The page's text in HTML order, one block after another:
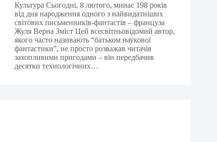
Культура Сьогодні, 8 лютого, минає 198 років
від дня народження одного з найвидатніших
світових письменників-фантастів – француза
Жуля Верна Зміст Цей всесвітньовідомий автор,
якого часто називають “батьком наукової
фантастики”, не просто розважав читачів
захопливими пригодами – він передбачив
десятки технологічних…